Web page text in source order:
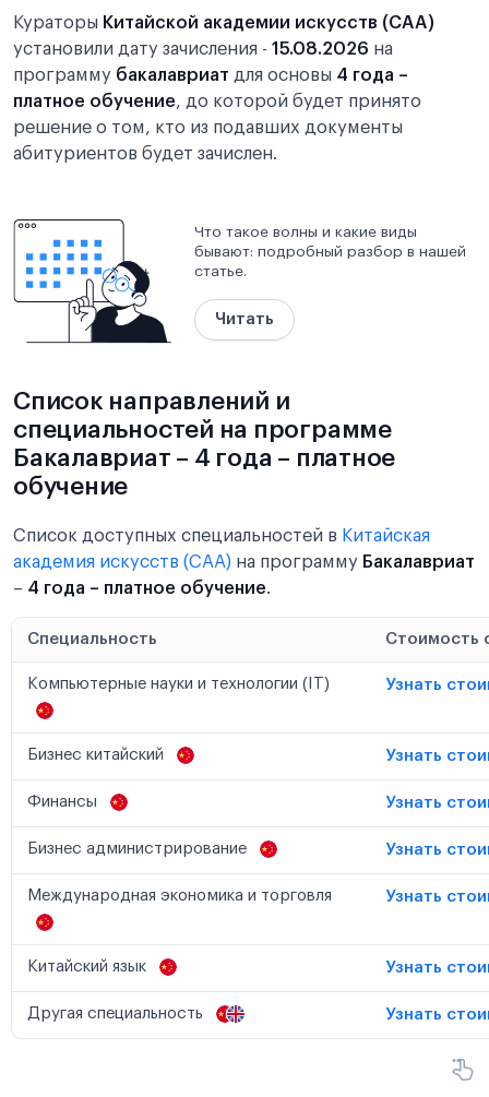
Кураторы Китайской академии искусств (CAA)
установили дату зачисления - 15.08.2026 на
программу бакалавриат для основы 4 года –
платное обучение, до которой будет принято
решение о том, кто из подавших документы
абитуриентов будет зачислен.
Что такое волны и какие виды
бывают: подробный разбор в нашей
статье.
Читать
Список направлений и
специальностей на программе
Бакалавриат – 4 года – платное
обучение
Список доступных специальностей в Китайская
академия искусств (CAA) на программу Бакалавриат
– 4 года – платное обучение.
Специальность Стоимость
Компьютерные науки и технологии (IT) Узнать
Бизнес китайский Узнать
Финансы Узнать
Бизнес администрирование Узнать
Международная экономика и торговля Узнать
Китайский язык Узнать
Другая специальность Узнать